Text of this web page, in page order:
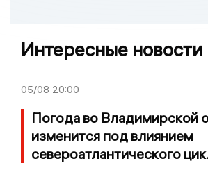
Интересные новости
05/08 20:00
Погода во Владимирской
изменится под влиянием
североатлантического